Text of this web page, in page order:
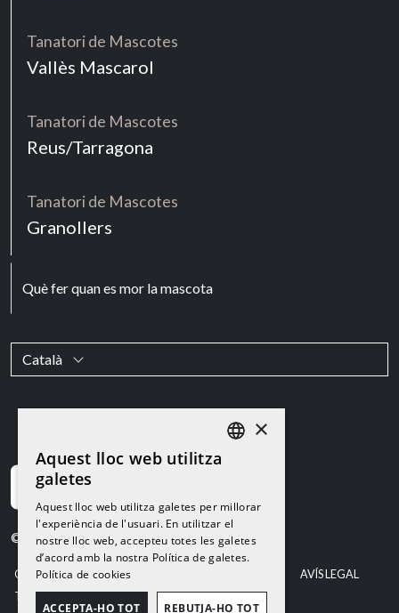
Tanatori de Mascotes
Vallès Mascarol
Tanatori de Mascotes
Reus/Tarragona
Tanatori de Mascotes
Granollers
Què fer quan es mor la mascota
Català
© 2026TANATORI DE MASCOTES
CONTACTE POLÍTICA DE PROTECCIÓ DE DADES
AVÍS LEGAL
TERMES I CONDICIONS
POLÍTICA DE COOKIES
CATALAN
×
Aquest lloc web utilitza
galetes
Aquest lloc web utilitza galetes per millorar
l'experiència de l'usuari. En utilitzar el
nostre lloc web, accepteu totes les galetes
d’acord amb la nostra Política de galetes.
Política de cookies
ACCEPTA-HO TOT REBUTJA-HO TOT